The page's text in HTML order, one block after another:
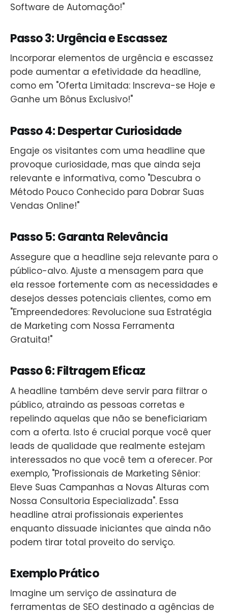
Software de Automação!"
Passo 3: Urgência e Escassez
Incorporar elementos de urgência e escassez
pode aumentar a efetividade da headline,
como em "Oferta Limitada: Inscreva-se Hoje e
Ganhe um Bônus Exclusivo!"
Passo 4: Despertar Curiosidade
Engaje os visitantes com uma headline que
provoque curiosidade, mas que ainda seja
relevante e informativa, como "Descubra o
Método Pouco Conhecido para Dobrar Suas
Vendas Online!"
Passo 5: Garanta Relevância
Assegure que a headline seja relevante para o
público-alvo. Ajuste a mensagem para que
ela ressoe fortemente com as necessidades e
desejos desses potenciais clientes, como em
"Empreendedores: Revolucione sua Estratégia
de Marketing com Nossa Ferramenta
Gratuita!"
Passo 6: Filtragem Eficaz
A headline também deve servir para filtrar o
público, atraindo as pessoas corretas e
repelindo aquelas que não se beneficiariam
com a oferta. Isto é crucial porque você quer
leads de qualidade que realmente estejam
interessados no que você tem a oferecer. Por
exemplo, "Profissionais de Marketing Sênior:
Eleve Suas Campanhas a Novas Alturas com
Nossa Consultoria Especializada". Essa
headline atrai profissionais experientes
enquanto dissuade iniciantes que ainda não
podem tirar total proveito do serviço.
Exemplo Prático
Imagine um serviço de assinatura de
ferramentas de SEO destinado a agências de